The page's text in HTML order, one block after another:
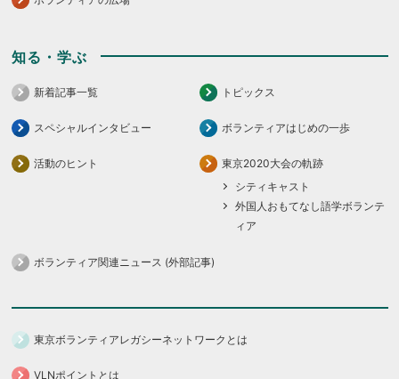
知る・学ぶ
新着記事一覧 トピックス
スペシャルインタビュー ボランティアはじめの一歩
活動のヒント
東京2020大会の軌跡
シティキャスト
外国人おもてなし語学ボランテ
ィア
ボランティア関連ニュース (外部記事)
東京ボランティアレガシーネットワークとは
VLNポイントとは